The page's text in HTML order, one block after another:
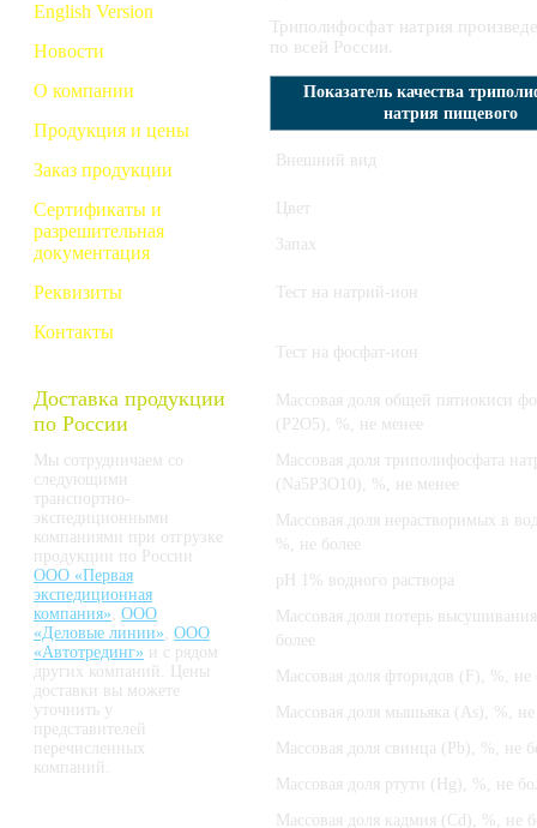
English Version
Новости
О компании
Продукция и цены
Заказ продукции
Сертификаты и
разрешительная
документация
Реквизиты
Контакты
Доставка продукции
по России
Мы сотрудничаем со
следующими
транспортно-
экспедиционными
компаниями при отгрузке
продукции по России
ООО «Первая
экспедиционная
компания», ООО
«Деловые линии», ООО
«Автотрединг» и с рядом
других компаний. Цены
доставки вы можете
уточнить у
представителей
перечисленных
компаний.
Триполифосфат натрия
по всей России.
Показатель качества
натрия пищевого
Внешний вид
Цвет
Запах
Тест на натрий-ион
Тест на фосфат-ион
Массовая доля общей пятиокиси
(Р2О5), %, не менее
Массовая доля триполифосфата
(Na5Р3О10), %, не менее
Массовая доля нерастворимых в
%, не более
pH 1% водного раствора
Массовая доля потерь
более
Массовая доля фторидов (F), %, не
Массовая доля мышьяка (As), %, не
Массовая доля свинца (Pb), %, не
Массовая доля ртути (Hg), %, не
Массовая доля кадмия (Cd), %, не